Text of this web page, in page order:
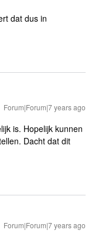
dat dus in
Forum|Forum|7 years ago
is. Hopelijk kunnen
Dacht dat dit
Forum|Forum|7 years ago